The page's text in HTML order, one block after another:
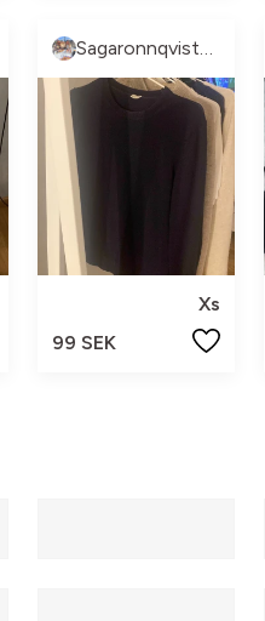
Sagaronnqvistberg
Xs
99 SEK